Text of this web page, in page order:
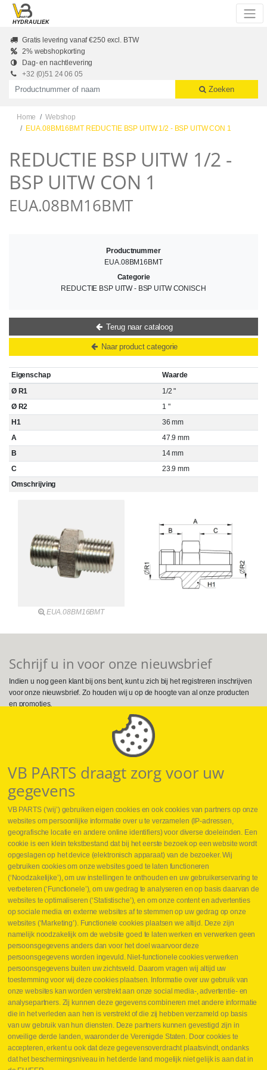
Skip to main content
HYDRAULIEK
Gratis levering vanaf €250 excl. BTW
2% webshopkorting
Dag- en nachtlevering
+32 (0)51 24 06 05
Productnummer of naam
Zoeken
Home
Webshop
EUA.08BM16BMT REDUCTIE BSP UITW 1/2 - BSP UITW CON 1
REDUCTIE BSP UITW 1/2 -
BSP UITW CON 1
EUA.08BM16BMT
Eigenschap
Waarde
Ø R1
1/2 "
Ø R2
1 "
H1
36 mm
A
47.9 mm
B
14 mm
C
23.9 mm
Omschrijving
EUA.08BM16BMT
Productnummer
EUA.08BM16BMT
Categorie
REDUCTIE BSP UITW - BSP UITW CONISCH
Terug naar cataloog
Naar product categorie
Schrijf u in voor onze nieuwsbrief
Indien u nog geen klant bij ons bent, kunt u zich bij het registreren inschrijven
voor onze nieuwsbrief. Zo houden wij u op de hoogte van al onze producten
en promoties.
Volg ons op Social Media
Webshop
Nieuws
Jobs
Contact
Leveringen
Drukcontrole set
Persmaten
Herstellen cilinders
Hoe opmeten?
Hydrogroepen
Hydraulische slangen
Contact VB Parts
Abraham Hansstraat 7 ,B-8800 Roeselare
Tel. +32 (0)51 24 06 05
E-mail info@vbparts.be
⏳ Laatste maand Webtec-promotie!
VB PARTS draagt zorg voor uw
gegevens
VB PARTS (‘wij’) gebruiken eigen cookies en ook cookies van partners op onze
websites om persoonlijke informatie over u te verzamelen (IP-adressen,
geografische locatie en andere online identifiers) voor diverse doeleinden. Een
cookie is een klein tekstbestand dat bij het eerste bezoek op een website wordt
opgeslagen op het device (elektronisch apparaat) van de bezoeker. Wij
gebruiken cookies om onze websites goed te laten functioneren
(‘Noodzakelijke’), om uw instellingen te onthouden en uw gebruikerservaring te
verbeteren (‘Functionele’), om uw gedrag te analyseren en op basis daarvan de
websites te optimaliseren (‘Statistische’), en om onze content en advertenties
op sociale media en externe websites af te stemmen op uw gedrag op onze
websites (‘Marketing’). Functionele cookies plaatsen we altijd. Deze zijn
namelijk noodzakelijk om de website goed te laten werken en verwerken geen
persoonsgegevens anders dan voor het doel waarvoor deze
persoonsgegevens worden ingevuld. Niet-functionele cookies verwerken
persoonsgegevens buiten uw zichtsveld. Daarom vragen wij altijd uw
toestemming voor wij deze cookies plaatsen. Informatie over uw gebruik van
onze websites kan worden verstrekt aan onze social media-, advertentie- en
analysepartners. Zij kunnen deze gegevens combineren met andere informatie
die in het verleden aan hen is verstrekt of die zij hebben verzameld op basis
van uw gebruik van hun diensten. Deze partners kunnen gevestigd zijn in
onveilige derde landen, waaronder de Verenigde Staten. Door cookies te
accepteren, erkent u ook dat deze gegevensoverdracht plaatsvindt, ondanks
dat het beschermingsniveau in het derde land mogelijk niet gelijk is aan dat in